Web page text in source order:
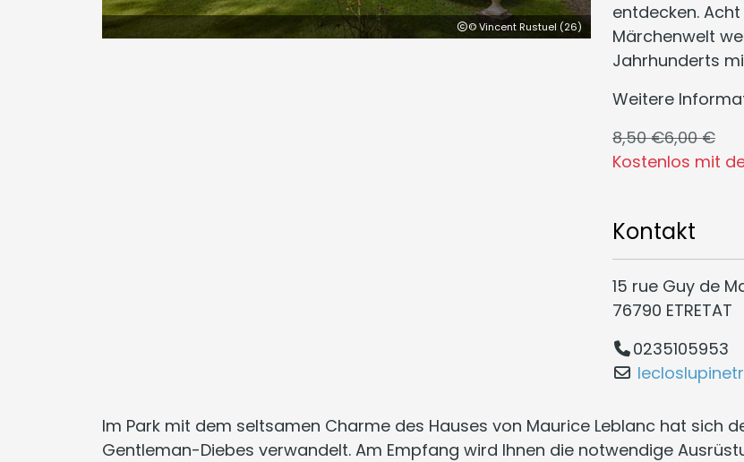
© Vincent Rustuel (26)
entdecken.
Märchenwelt
Jahrhunderts
Weitere
8,50 €6,00 €
Kostenlos mit
Kontakt
15 rue Guy de
76790 ETRETAT
0235105953
Im Park mit dem seltsamen Charme des Hauses von Maurice Leblanc hat sich
Gentleman-Diebes verwandelt. Am Empfang wird Ihnen die notwendige